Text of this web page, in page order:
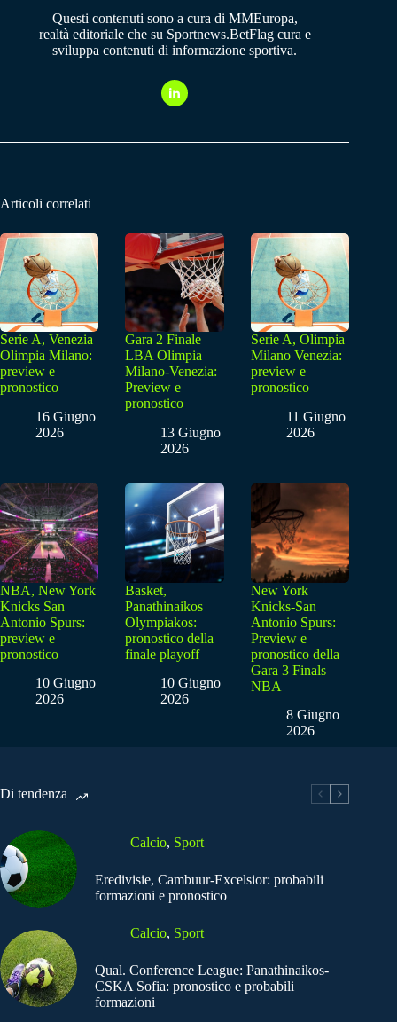
Questi contenuti sono a cura di MMEuropa,
realtà editoriale che su Sportnews.BetFlag cura e
sviluppa contenuti di informazione sportiva.
Articoli correlati
Serie A, Venezia
Olimpia Milano:
preview e
pronostico
16 Giugno
2026
Gara 2 Finale
LBA Olimpia
Milano-Venezia:
Preview e
pronostico
13 Giugno
2026
Serie A, Olimpia
Milano Venezia:
preview e
pronostico
11 Giugno
2026
NBA, New York
Knicks San
Antonio Spurs:
preview e
pronostico
10 Giugno
2026
Basket,
Panathinaikos
Olympiakos:
pronostico della
finale playoff
10 Giugno
2026
New York
Knicks-San
Antonio Spurs:
Preview e
pronostico della
Gara 3 Finals
NBA
8 Giugno
2026
Di tendenza
Calcio, Sport
Eredivisie, Cambuur-Excelsior: probabili
formazioni e pronostico
Calcio, Sport
Qual. Conference League: Panathinaikos-
CSKA Sofia: pronostico e probabili
formazioni